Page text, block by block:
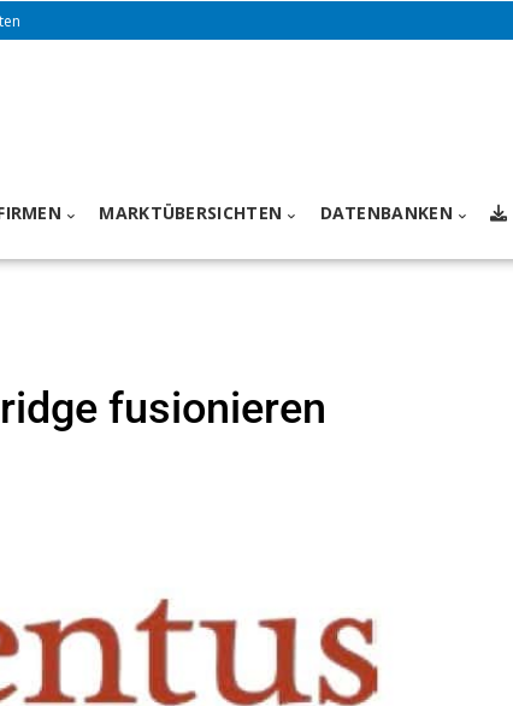
MARKTÜBERSICHTEN DATENBANKEN
fusionieren